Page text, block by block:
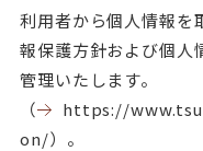
利用者から個人情報を
報保護方針および個人
管理いたします。
（
https://
on/）。